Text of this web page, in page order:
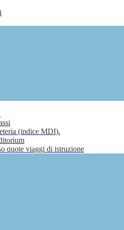
(indice MDI).
quote viaggi di istruzione